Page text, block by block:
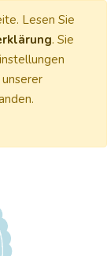
Lesen Sie
. Sie